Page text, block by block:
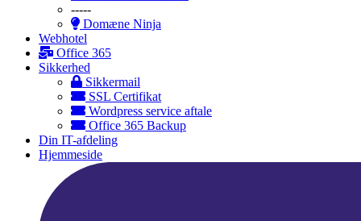
-----
Domæne Ninja
Webhotel
Office 365
Sikkerhed
Sikkermail
SSL Certifikat
Wordpress service aftale
Office 365 Backup
Din IT-afdeling
Hjemmeside